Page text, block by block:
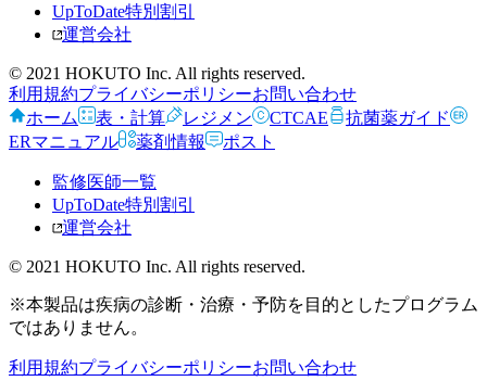
UpToDate特別割引
運営会社
© 2021 HOKUTO Inc. All rights reserved.
利用規約プライバシーポリシーお問い合わせ
ホーム
表・計算 レジメン CTCAE
抗菌薬ガイド
ERマニュアル
薬剤情報 ポスト
監修医師一覧
UpToDate特別割引
運営会社
© 2021 HOKUTO Inc. All rights reserved.
※本製品は疾病の診断・治療・予防を目的としたプログラム
ではありません。
利用規約プライバシーポリシーお問い合わせ